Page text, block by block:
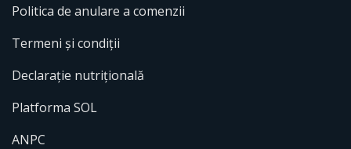
Politica de anulare a comenzii
Termeni și condiții
Declarație nutrițională
Platforma SOL
ANPC